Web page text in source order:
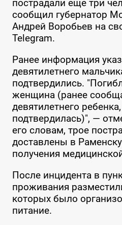
пострадали еще три
сообщил губернатор
Андрей Воробьев на
Telegram.
Ранее информация
девятилетнего
подтвердились.
женщина (ранее
девятилетнего
подтвердилась)", —
его словам, трое
доставлены в
получения
После инцидента в
проживания
которых было
питание.